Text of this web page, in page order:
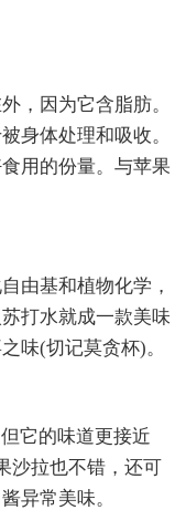
因为它含脂肪。
身体处理和吸收。
用的份量。与苹果
基和植物化学，
打水就成一款美味
味(切记莫贪杯)。
它的味道更接近
沙拉也不错，还可
异常美味。